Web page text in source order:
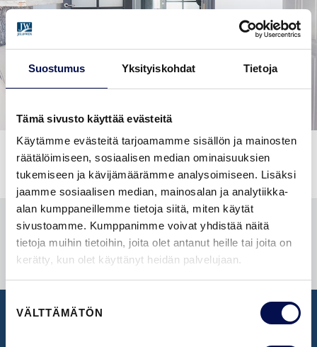
Suostumus Yksityiskohdat Tietoja
Tämä sivusto käyttää evästeitä
Käytämme evästeitä tarjoamamme sisällön ja mainosten
räätälöimiseen, sosiaalisen median ominaisuuksien
tukemiseen ja kävijämäärämme analysoimiseen. Lisäksi
jaamme sosiaalisen median, mainosalan ja analytiikka-
alan kumppaneillemme tietoja siitä, miten käytät
sivustoamme. Kumppanimme voivat yhdistää näitä
tietoja muihin tietoihin, joita olet antanut heille tai joita on
kerätty, kun olet käyttänyt heidän palvelujaan.
valinta
VÄLTTÄMÄTÖN